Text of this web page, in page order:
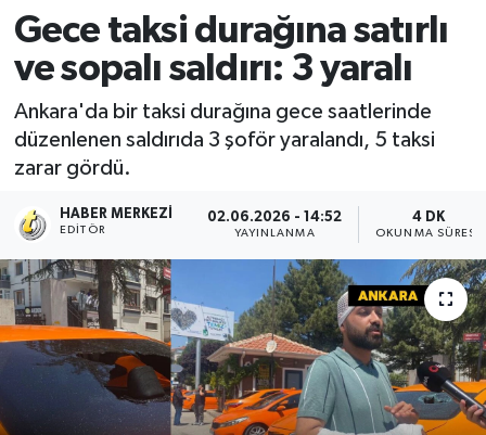
Gece taksi durağına satırlı
ve sopalı saldırı: 3 yaralı
Ankara'da bir taksi durağına gece saatlerinde
düzenlenen saldırıda 3 şoför yaralandı, 5 taksi
zarar gördü.
HABER MERKEZI
EDITÖR
02.06.2026 - 14:52
YAYINLANMA
4 DK
OKUNMA SÜRESI
Vefat Edenler